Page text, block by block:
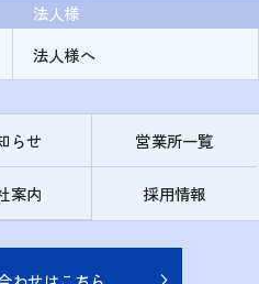
法人様
法人様へ
らせ 営業所一覧
案内 採用情報